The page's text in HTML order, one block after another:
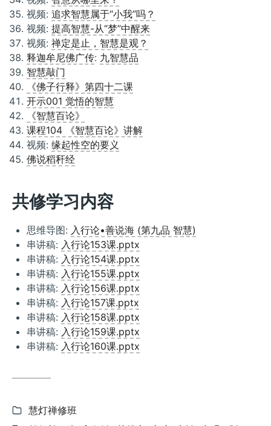
视频: 追求智慧属于“小我”吗？
视频: 提高智慧-从“梦”中醒来
视频: 禅定是止，智慧是观？
释迦牟尼佛广传: 九智慧品
智慧敲门
《佛子行释》第四十二课
开示001 觉悟的智慧
《智慧百论》
课程104 《智慧百论》讲解
视频: 缘起性空的要义
佛说稻秆经
共修学习内容
思维导图: 入行论•善说海 (第九品 智慧)
串讲稿: 入行论153课.pptx
串讲稿: 入行论154课.pptx
串讲稿: 入行论155课.pptx
串讲稿: 入行论156课.pptx
串讲稿: 入行论157课.pptx
串讲稿: 入行论158课.pptx
串讲稿: 入行论159课.pptx
串讲稿: 入行论160课.pptx
Categories:
慧灯禅修班